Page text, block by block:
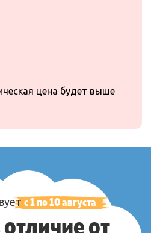
цена будет выше
с 1 по10августа
от